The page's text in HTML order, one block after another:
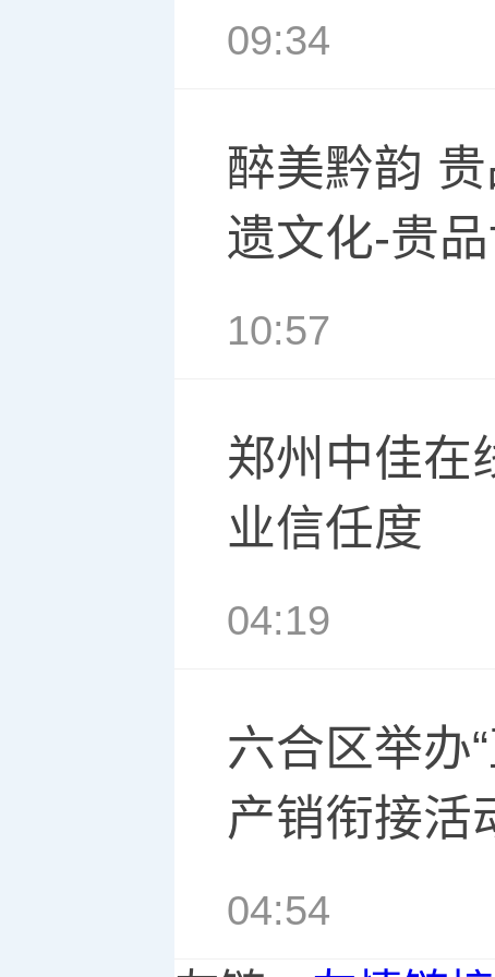
09:34
醉美黔韵
遗文化-贵
10:57
郑州中佳在
业信任度
04:19
六合区举办
产销衔接活
04:54